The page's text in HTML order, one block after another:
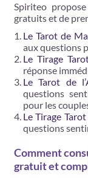
Spiriteo
gratuits et de
Le Tarot de
aux questions
Le Tirage
réponse
Le Tarot de
questions
pour les
Le Tirage
questions
Comment
gratuit et